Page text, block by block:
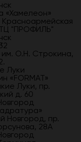
«Хамелеон»
Красноармейская
"ПРОФИЛЬ"
им. О.Н. Строкина,
Луки
«FORMAT»
Луки, пр.
д. 60
Новгород, пр.
28А